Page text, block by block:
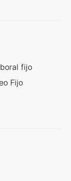
fijo
Fijo